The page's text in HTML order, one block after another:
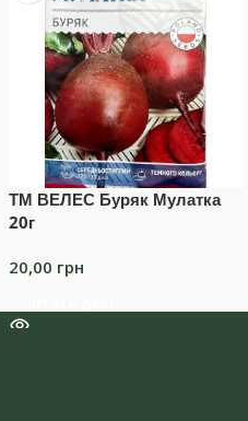
ТМ ВЕЛЕС Буряк Мулатка
20г
20,00 грн